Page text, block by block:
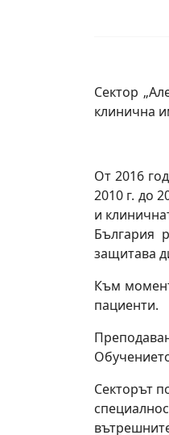
Сектор
клинична
От 2016
2010 г. до
и
България
защитава
Към
пациенти.
Секторът